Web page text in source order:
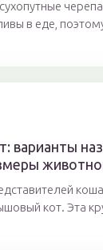
в еде,
варианты
кот. Эта